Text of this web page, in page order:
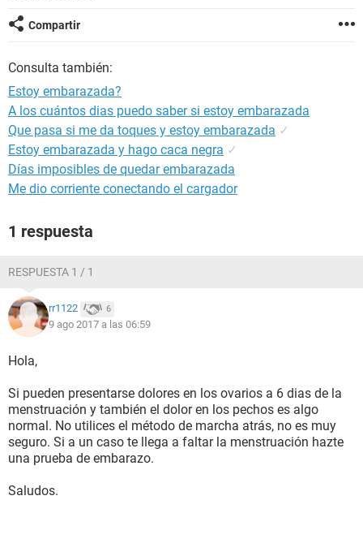
Compartir
Consulta también:
Estoy embarazada?
A los cuántos dias puedo saber si estoy embarazada
Que pasa si me da toques y estoy embarazada ✓
Estoy embarazada y hago caca negra ✓
Días imposibles de quedar embarazada
Me dio corriente conectando el cargador
1 respuesta
RESPUESTA 1 / 1
rr1122 6
9 ago 2017 a las 06:59
Hola,
Si pueden presentarse dolores en los ovarios a 6 dias de la
menstruación y también el dolor en los pechos es algo
normal. No utilices el método de marcha atrás, no es muy
seguro. Si a un caso te llega a faltar la menstruación hazte
una prueba de embarazo.
Saludos.